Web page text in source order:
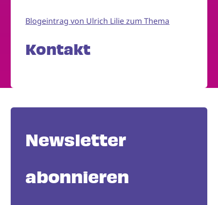
Blogeintrag von Ulrich Lilie zum Thema
Kontakt
Newsletter
abonnieren